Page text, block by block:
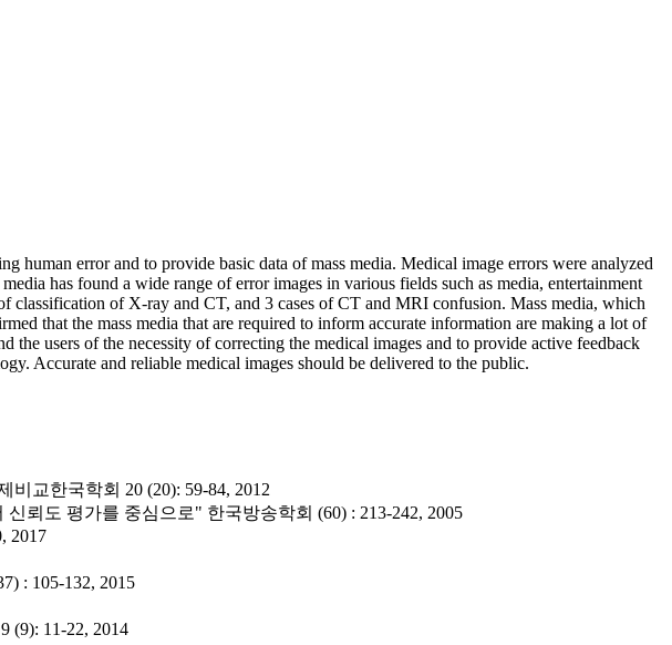
human error and to provide basic data of mass media. Medical image errors were analyzed
has found a wide range of error images in various fields such as media, entertainment
classification of X-ray and CT, and 3 cases of CT and MRI confusion. Mass media, which
that the mass media that are required to inform accurate information are making a lot of
users of the necessity of correcting the medical images and to provide active feedback
Accurate and reliable medical images should be delivered to the public.
교한국학회 20 (20): 59-84, 2012
뢰도 평가를 중심으로" 한국방송학회 (60) : 213-242, 2005
2017
: 105-132, 2015
11-22, 2014